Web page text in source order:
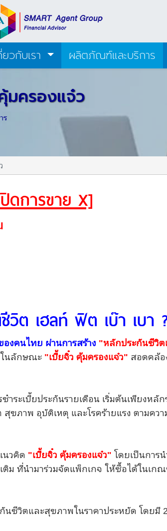
ยวกับเรา ผลิตภัณฑ์และบริการ
มครองแจ๋ว
ร
ดการขาย X]
วิต เฮลท์ ฟิต เบ๊า เบา
งคนไทย ผ่านการสร้าง "หลักประกันชีวิ
ในลักษณะ "เบี้ยจิ๋ว คุ้มครองแจ๋ว" สอดคล้อ
ำระเบี้ยประกันรายเดือน เริ่มต้นเพียงหลั
ภาพ อุบัติเหตุ และโรคร้ายแรง ตามควา
นวคิด "เบี้ยจิ๋ว คุ้มครองแจ๋ว" โดยเป็นกา
ที่นำมาร่วมจัดแพ็กเกจ ให้ซื้อได้ในเก
นชีวิตและสุขภาพในราคาประหยัด โดยมี